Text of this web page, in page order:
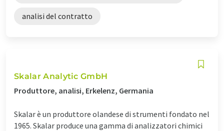
analisi del contratto
Skalar Analytic GmbH
Produttore, analisi, Erkelenz, Germania
Skalar è un produttore olandese di strumenti fondato nel
1965. Skalar produce una gamma di analizzatori chimici